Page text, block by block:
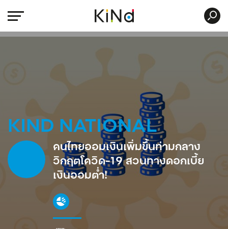
KIND NATIONAL
คนไทยออมเงินเพิ่มขึ้นท่ามกลาง
วิกฤตโควิด-19 สวนทางดอกเบี้ย
เงินออมต่ำ!